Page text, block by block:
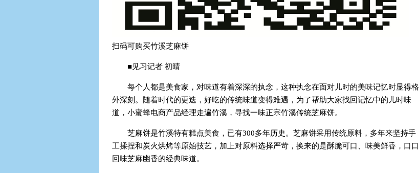
扫码可购买竹溪芝麻饼
■见习记者 初晴
每个人都是美食家，对味道有着深深的执念，这种执念在面对儿时的美味记忆时显得格
外深刻。随着时代的更迭，好吃的传统味道变得难遇，为了帮助大家找回记忆中的儿时味
道，小蜜蜂电商产品经理走遍竹溪，寻找一味正宗竹溪传统芝麻饼。
芝麻饼是竹溪特有糕点美食，已有300多年历史。芝麻饼采用传统原料，多年来坚持手
工揉捏和炭火烘烤等原始技艺，加上对原料选择严苛，换来的是酥脆可口、味美鲜香，口口
回味芝麻幽香的经典味道。